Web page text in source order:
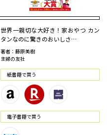
世界一親切な大好き！家おやつ カン
タンなのに驚きのおいしさ…
著者：藤原美樹
主婦の友社
紙書籍で買う
電⼦書籍で買う